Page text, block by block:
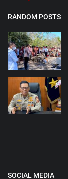
RANDOM POSTS
SOCIAL MEDIA